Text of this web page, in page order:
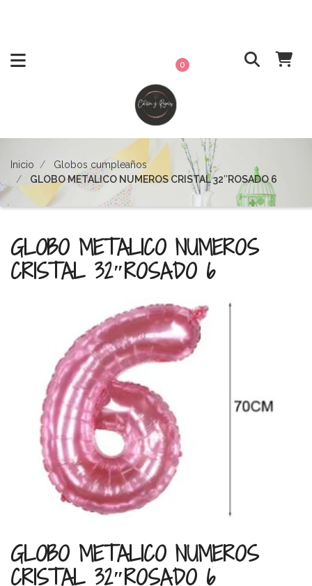
0
Inicio
Globos cumpleaños
GLOBO METALICO NUMEROS CRISTAL 32″ROSADO 6
GLOBO METALICO NUMEROS
CRISTAL 32″ROSADO 6
GLOBO METALICO NUMEROS
CRISTAL 32″ROSADO 6